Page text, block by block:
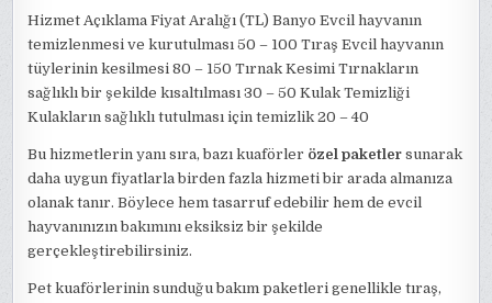
Hizmet Açıklama Fiyat Aralığı (TL) Banyo Evcil hayvanın
temizlenmesi ve kurutulması 50 – 100 Tıraş Evcil hayvanın
tüylerinin kesilmesi 80 – 150 Tırnak Kesimi Tırnakların
sağlıklı bir şekilde kısaltılması 30 – 50 Kulak Temizliği
Kulakların sağlıklı tutulması için temizlik 20 – 40
Bu hizmetlerin yanı sıra, bazı kuaförler özel paketler sunarak
daha uygun fiyatlarla birden fazla hizmeti bir arada almanıza
olanak tanır. Böylece hem tasarruf edebilir hem de evcil
hayvanınızın bakımını eksiksiz bir şekilde
gerçekleştirebilirsiniz.
Pet kuaförlerinin sunduğu bakım paketleri genellikle tıraş,